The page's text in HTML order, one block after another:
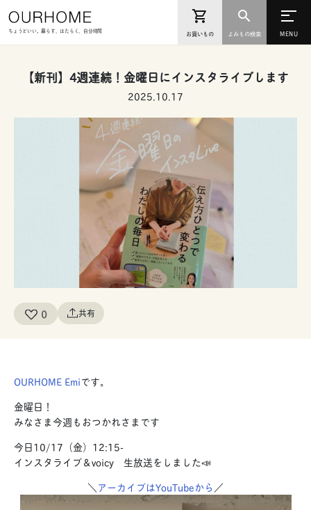
ちょうどいい。暮らす、はたらく、自分時間
【新刊】4週連続！金曜日にインスタライブします
2025.10.17
0 共有
OURHOME Emiです。
金曜日！
みなさま今週もおつかれさまです
今日10/17（金）12:15-
インスタライブ＆voicy 生放送をしました📣
＼ アーカイブはYouTubeから ／
お買いもの よみもの検索